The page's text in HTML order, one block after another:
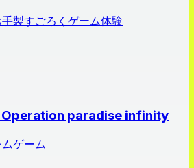
製すごろくゲーム体験
Operation paradise infinity
ゲーム